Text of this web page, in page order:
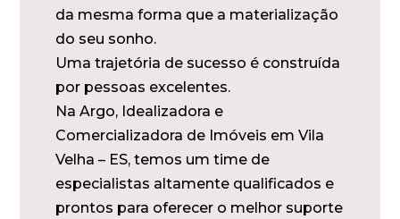
da mesma forma que a materialização
do seu sonho.
Uma trajetória de sucesso é construída
por pessoas excelentes.
Na Argo, Idealizadora e
Comercializadora de Imóveis em Vila
Velha – ES, temos um time de
especialistas altamente qualificados e
prontos para oferecer o melhor suporte